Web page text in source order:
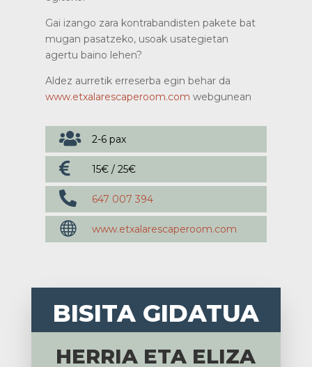
Gai izango zara kontrabandisten pakete bat
mugan pasatzeko, usoak usategietan
agertu baino lehen?
Aldez aurretik erreserba egin behar da
www.etxalarescaperoom.com webgunean
 2-6 pax
 15€ / 25€
 647 007 394
 www.etxalarescaperoom.com
BISITA GIDATUA
HERRIA ETA ELIZA